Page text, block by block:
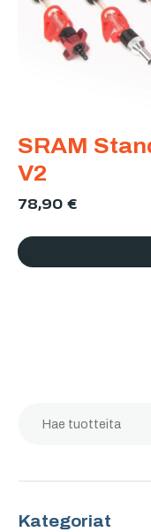
SRAM
V2
78,90€
Kategoriat